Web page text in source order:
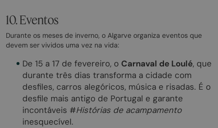
10. Eventos
Durante os meses de inverno, o Algarve organiza eventos que
devem ser vividos uma vez na vida:
De 15 a 17 de fevereiro, o Carnaval de Loulé, que
durante três dias transforma a cidade com
desfiles, carros alegóricos, música e risadas. É o
desfile mais antigo de Portugal e garante
incontáveis #Histórias de acampamento
inesquecível.